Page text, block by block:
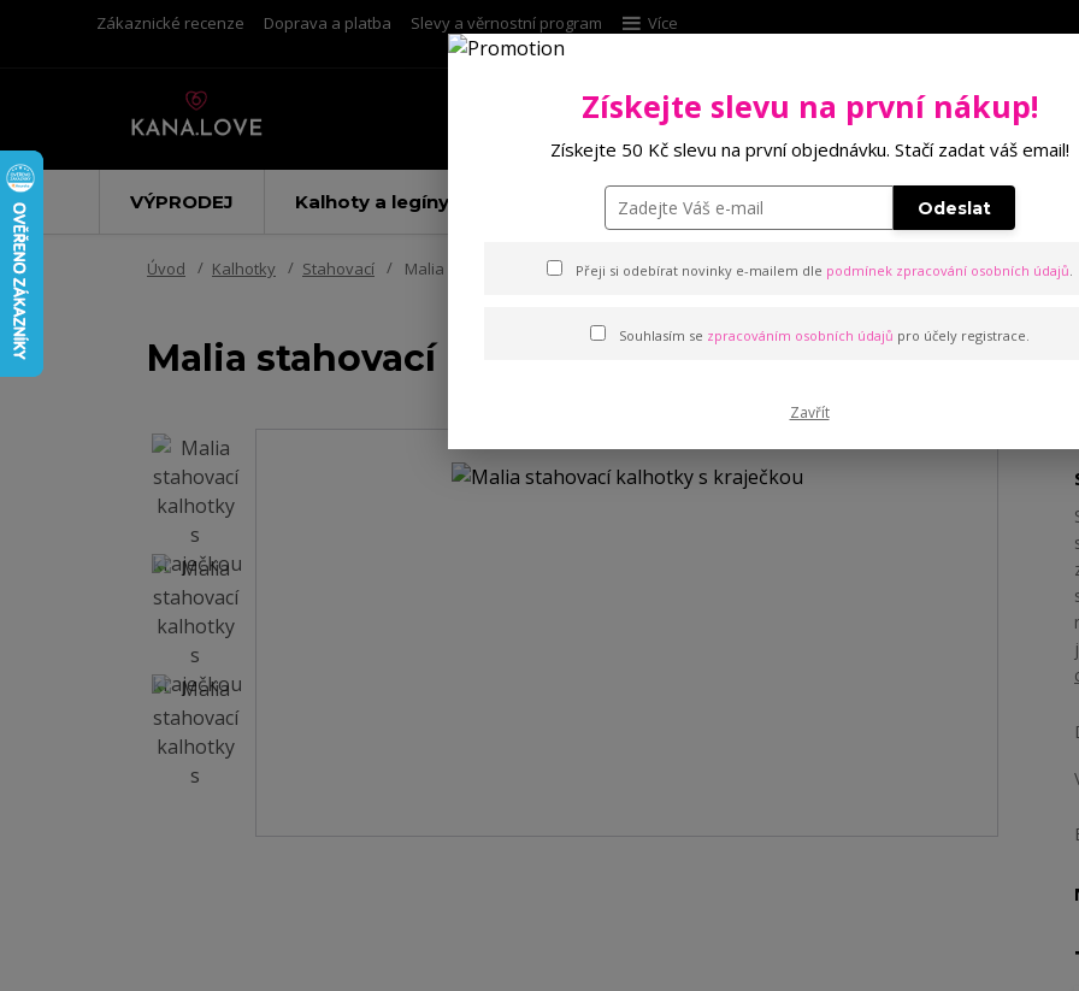
Zákaznické recenze Doprava a platba Slevy a věrnostní program Více
VÝPRODEJ Kalhoty a legíny Punčochové zboží
Úvod Kalhotky Stahovací Malia stahovací kalhotky s kraječkou
Malia stahovací kalhotky s kraječkou
Získejte slevu na první nákup!
Získejte 50 Kč slevu na první objednávku. Stačí zadat váš email!
Odeslat
Přeji si odebírat novinky e-mailem dle podmínek zpracování osobních údajů.
Souhlasím se zpracováním osobních údajů pro účely registrace.
Zavřít